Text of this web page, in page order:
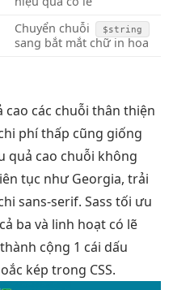
Chuyển chuỗi $string
sang bắt mắt chữ in hoa
cao các chuỗi thân thiện
phí thấp cũng giống
quả cao chuỗi không
tục như Georgia, trải
sans-serif. Sass tối ưu
cả ba và linh hoạt có lẽ
cộng 1 cái dấu
kép trong CSS.